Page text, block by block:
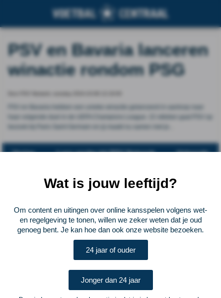
PSV en Bavaria lanceren
winactie rondom PSG
Vorige Lees verder bij PSV Netwerk Volgende
Voetbalcentraal
Voetbalcentraal is een merk van ELF VOETBAL
Postadres
ELF Voetbal
Wat is jouw leeftijd?
Om content en uitingen over online kansspelen volgens wet-
en regelgeving te tonen, willen we zeker weten dat je oud
genoeg bent. Je kan hoe dan ook onze website bezoeken.
24 jaar of ouder
Jonger dan 24 jaar